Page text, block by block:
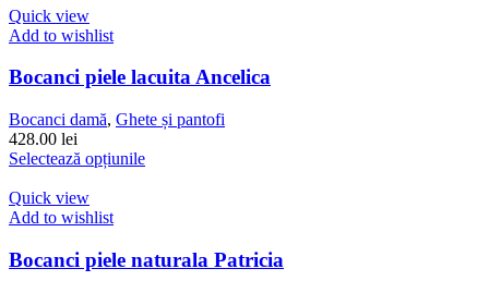
variații.
pot
fi
în
Quick view
Add to wishlist
Bocanci piele lacuita Ancelica
Bocanci damă, Ghete și pantofi
428.00 lei
Selectează opțiunileAcest
variații.
Opțiunile
Quick view
Add to wishlist
Bocanci piele naturala Patricia